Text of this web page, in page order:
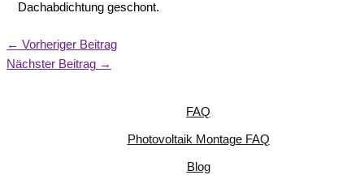
Dachabdichtung geschont.
← Vorheriger Beitrag
Nächster Beitrag →
FAQ
Photovoltaik Montage FAQ
Blog